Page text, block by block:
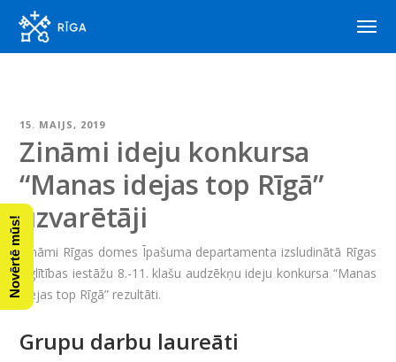
15. MAIJS, 2019
Zināmi ideju konkursa
“Manas idejas top Rīgā”
uzvarētāji
Zināmi Rīgas domes Īpašuma departamenta izsludinātā Rīgas
izglītības iestāžu 8.-11. klašu audzēkņu ideju konkursa “Manas
idejas top Rīgā” rezultāti.
Grupu darbu laureāti
Novērtē mūs!